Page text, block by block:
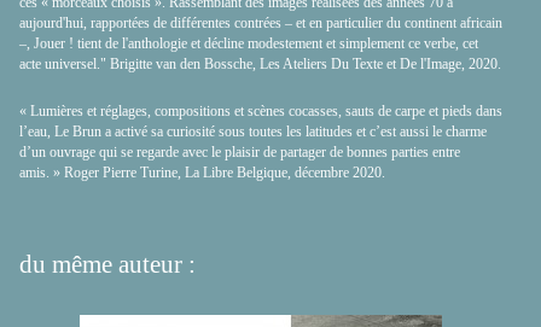
aujourd'hui, rapportées de différentes contrées – et en particulier du continent africain
–, Jouer ! tient de l'anthologie et décline modestement et simplement ce verbe, cet
acte universel." Brigitte van den Bossche, Les Ateliers Du Texte et De l'Image, 2020.
« Lumières et réglages, compositions et scènes cocasses, sauts de carpe et pieds dans
l’eau, Le Brun a activé sa curiosité sous toutes les latitudes et c’est aussi le charme
d’un ouvrage qui se regarde avec le plaisir de partager de bonnes parties entre
amis. » Roger Pierre Turine, La Libre Belgique, décembre 2020.
du même auteur :